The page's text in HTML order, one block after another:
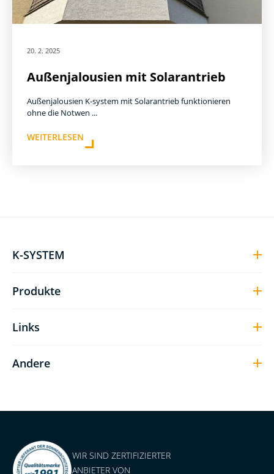
20. 2. 2025
Außenjalousien mit Solarantrieb
Außenjalousien K-system mit Solarantrieb funktionieren
ohne die Notwen ...
WEITERLESEN
K-SYSTEM
Produkte
Links
Andere
WIR SIND ZERTIFIZIERTER
ANBIETER VON